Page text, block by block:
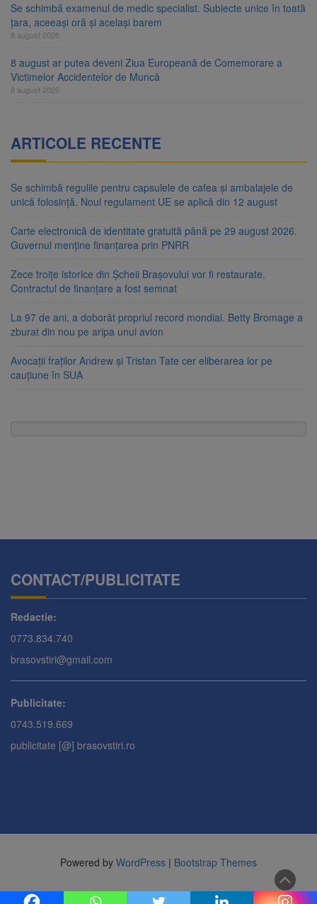
Se schimbă examenul de medic specialist. Subiecte unice în toată
țara, aceeași oră și același barem
8 august 2026
8 august ar putea deveni Ziua Europeană de Comemorare a
Victimelor Accidentelor de Muncă
8 august 2026
ARTICOLE RECENTE
Se schimbă regulile pentru capsulele de cafea și ambalajele de
unică folosință. Noul regulament UE se aplică din 12 august
Carte electronică de identitate gratuită până pe 29 august 2026.
Guvernul menține finanțarea prin PNRR
Zece troițe istorice din Șcheii Brașovului vor fi restaurate.
Contractul de finanțare a fost semnat
La 97 de ani, a doborât propriul record mondial. Betty Bromage a
zburat din nou pe aripa unui avion
Avocații fraților Andrew și Tristan Tate cer eliberarea lor pe
cauțiune în SUA
CONTACT/PUBLICITATE
Redactie:
0773.834.740
brasovstiri@gmail.com
Publicitate:
0743.519.669
publicitate [@] brasovstiri.ro
Powered by WordPress | Bootstrap Themes